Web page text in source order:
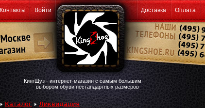
Контакты Войти Доставка Оплата
КингШуз - интернет-магазин с самым большим
выбором обуви нестандартных размеров
Каталог Ликвидация